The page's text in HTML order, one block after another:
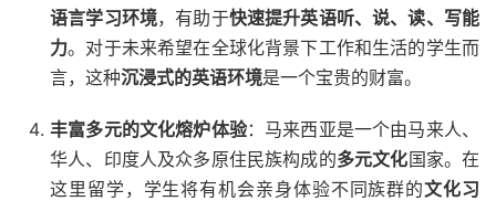
语言学习环境，有助于快速提升英语听、说、读、写能
力。对于未来希望在全球化背景下工作和生活的学生而
言，这种沉浸式的英语环境是一个宝贵的财富。
丰富多元的文化熔炉体验：马来西亚是一个由马来人、
华人、印度人及众多原住民族构成的多元文化国家。在
这里留学，学生将有机会亲身体验不同族群的文化习